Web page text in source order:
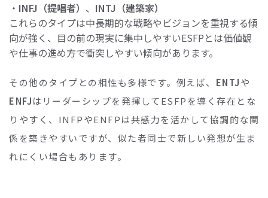
・ INFJ（提唱者） 、 INTJ（建築家）
これらのタイプは中長期的な戦略やビジョンを重視する傾
向が強く、目の前の現実に集中しやすいESFPとは価値観
や仕事の進め方で衝突しやすい傾向があります。
その他のタイプとの相性も多様です。例えば、 ENTJや
ENFJはリーダーシップを発揮してESFPを導く存在とな
りやすく、INFPやENFPは共感力を活かして協調的な関
係を築きやすいですが、似た者同士で新しい発想が生ま
れにくい場合もあります。